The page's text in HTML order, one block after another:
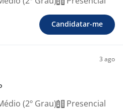
Candidatar-me
3 ago
(2º Grau) Presencial